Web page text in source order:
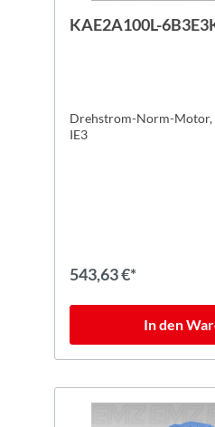
KAE2A100L-
Drehstrom-Norm-Motor,
IE3
543,63 €*
In den